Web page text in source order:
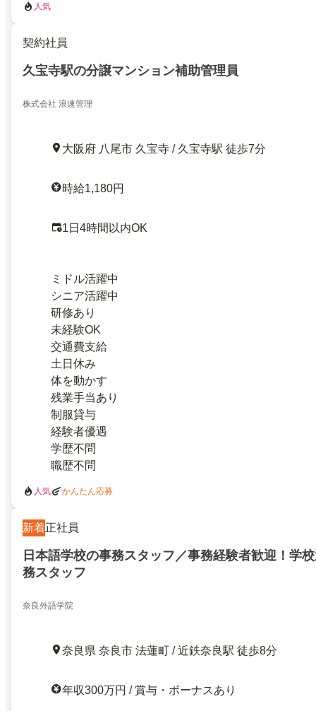
人気
契約社員
久宝寺駅の分譲マンション補助管理員
株式会社 浪速管理
大阪府 八尾市 久宝寺 / 久宝寺駅 徒歩7分
時給1,180円
1日4時間以内OK
ミドル活躍中
シニア活躍中
研修あり
未経験OK
交通費支給
土日休み
体を動かす
残業手当あり
制服貸与
経験者優遇
学歴不問
職歴不問
人気 かんたん応募
新着正社員
日本語学校の事務スタッフ／事務経験者歓迎！学
務スタッフ
奈良外語学院
奈良県 奈良市 法蓮町 / 近鉄奈良駅 徒歩8分
年収300万円 / 賞与・ボーナスあり